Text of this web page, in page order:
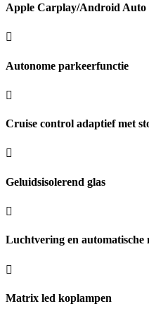
Apple Carplay/Android Auto
Autonome parkeerfunctie
Cruise control adaptief met
Geluidsisolerend glas
Luchtvering en automatische
Matrix led koplampen